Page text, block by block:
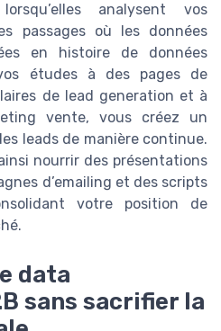
analysent vos
passages où les données
en histoire de données
études à des pages de
de lead generation et à
vente, vous créez un
leads de manière continue.
nourrir des présentations
d’emailing et des scripts
votre position de
data
sans sacrifier la